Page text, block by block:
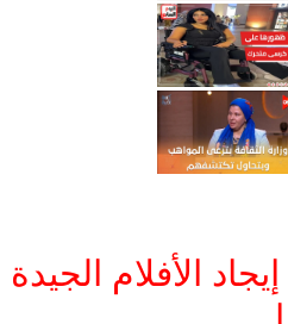
الأفلام الجيدة